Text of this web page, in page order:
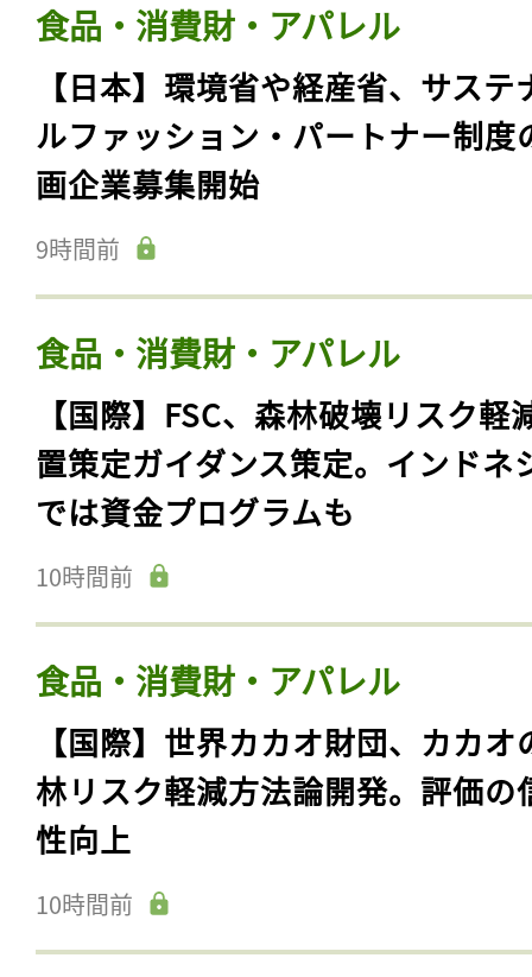
食品・消費財・アパレル
【日本】環境省や経産省、サステ
ルファッション・パートナー制度
画企業募集開始
9時間前
食品・消費財・アパレル
【国際】FSC、森林破壊リスク軽
置策定ガイダンス策定。インドネ
では資金プログラムも
10時間前
食品・消費財・アパレル
【国際】世界カカオ財団、カカオ
林リスク軽減方法論開発。評価の
性向上
10時間前